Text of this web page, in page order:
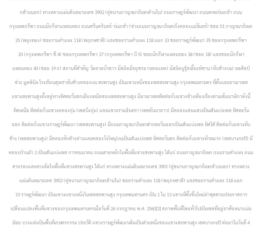
กด้านนอก) ทางหลวงแผ่นดินหมายเลข 3902 (คู่ขนานกาญจนาภิเษกด้านใน) ถนนราษฎร์พัฒนา ถนนเคหะร่มเกล้า ถนน
กรุงเทพกรีฑา ถนนนักกีฬาแหลมทอง ถนนศรีนครินทร์-ร่มเกล้า (ช่วงถนนกาญจนาภิเษกถึงคลองแม่จันทร์) ซอย 01 กาญจนาภิเษก
25 (พยุงทอง) ซอยรามคำแหง 118 (พฤกษชาติ) และซอยรามคำแหง 118 แยก 33 ซอยราษฎร์พัฒนา 35 ซอยกรุงเทพกรีฑา
20 (กรุงเทพกรีฑา ซี 4) ซอยกรุงเทพกรีฑา 37 (กรุงเทพกรีฑา บี 5) ซอยนักกีฬาแหลมทอง 38 (ซอย 18) และซอยนักกีฬา
แหลมทอง 40 (ซอย 19 ก) สถานที่สำคัญ วัดลาดบัวขาว มัสยิดอัลยุซรอ (หลอแหล) มัสยิดนูรุ้ลเอี๊ยะห์ซาน (ทับช้างบน) หอศิลป์
ช่วง มูลพินิจ โรงเรียนสุเหร่าทับช้างคลองบนสะพานสูง เป็นแขวงหนึ่งของเขตสะพานสูง กรุงเทพมหานคร ที่ตั้งและอาณาเขต
แขวงสะพานสูงตั้งอยู่ทางทิศตะวันตกเฉียงเหนือของเขตสะพานสูง มีอาณาเขตติดต่อกับแขวงข้างเคียงเรียงตามเข็มนาฬิกาดังนี้
ทิศเหนือ ติตต่อกับแขวงคลองกุ่ม (เขตบึงกุ่ม) และแขวงรามอินทรา (เขตคันนายาว) มีคลองแสนแสบเป็นเส้นแบ่งเขต ทิศตะวัน
ออก ติดต่อกับแขวงราษฎร์พัฒนา (เขตสะพานสูง) มีถนนกาญจนาภิเษกฟากตะวันออกเป็นเส้นแบ่งเขต ทิศใต้ ติดต่อกับแขวงทับ
ช้าง (เขตสะพานสูง) มีคลองทับช้างล่างและคลองวังใหญ่บนเป็นเส้นแบ่งเขต ทิศตะวันตก ติดต่อกับแขวงหัวหมาก (เขตบางกะปิ) มี
คลองบ้านม้า 2 เป็นเส้นแบ่งเขต การคมนาคม ถนนสายหลักในพื้นที่แขวงสะพานสูง ได้แก่ ถนนกาญจนาภิเษก ถนนรามคำแหง ถนน
สายรองและทางลัดในพื้นที่แขวงสะพานสูง ได้แก่ ทางหลวงแผ่นดินหมายเลข 3901 (คู่ขนานกาญจนาภิเษกด้านนอก) ทางหลวง
แผ่นดินหมายเลข 3902 (คู่ขนานกาญจนาภิเษกด้านใน) ซอยรามคำแหง 118 (พฤกษชาติ) และซอยรามคำแหง 118 แยก
33ราษฎร์พัฒนา เป็นแขวงแขวงหนึ่งในเขตสะพานสูง กรุงเทพมหานคร เป็น 1 ใน 13 แขวงที่ตั้งขึ้นใหม่ล่าสุดตามประกาศการ
เปลี่ยนแปลงพื้นที่แขวงของกรุงเทพมหานครเมื่อวันที่ 26 กรกฎาคม พ.ศ. 2560[3] สภาพพื้นที่โดยทั่วไปเป็นเขตที่อยู่อาศัยหนาแน่น
น้อย บางแห่งเป็นพื้นที่เกษตรกรรม ประวัติ แขวงราษฎร์พัฒนาเดิมเป็นส่วนหนึ่งของแขวงสะพานสูง เขตบางกะปิ ต่อมาในวันที่ 4